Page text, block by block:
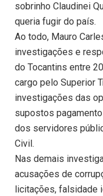
sobrinho Claudinei
queria fugir do país.
Ao todo, Mauro
investigações e
do Tocantins entre
cargo pelo Superior
investigações das
supostos
dos servidores
Civil.
Nas demais
acusações de
licitações, falsidade